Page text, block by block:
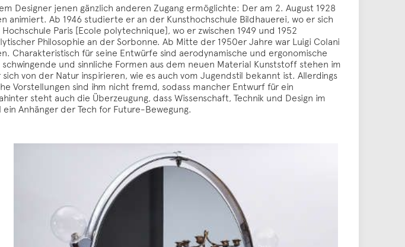
Designer jenen gänzlich anderen Zugang ermöglichte: Der am 2. August 1928
Ab 1946 studierte er an der Kunsthochschule Bildhauerei, wo er sich
Paris [Ecole polytechnique], wo er zwischen 1949 und 1952
Philosophie an der Sorbonne. Ab Mitte der 1950er Jahre war Luigi Colani
für seine Entwürfe sind aerodynamische und ergonomische
und sinnliche Formen aus dem neuen Material Kunststoff stehen im
von der Natur inspirieren, wie es auch vom Jugendstil bekannt ist. Allerdings
Vorstellungen sind ihm nicht fremd, sodass mancher Entwurf für ein
steht auch die Überzeugung, dass Wissenschaft, Technik und Design im
Anhänger der Tech for Future-Bewegung.